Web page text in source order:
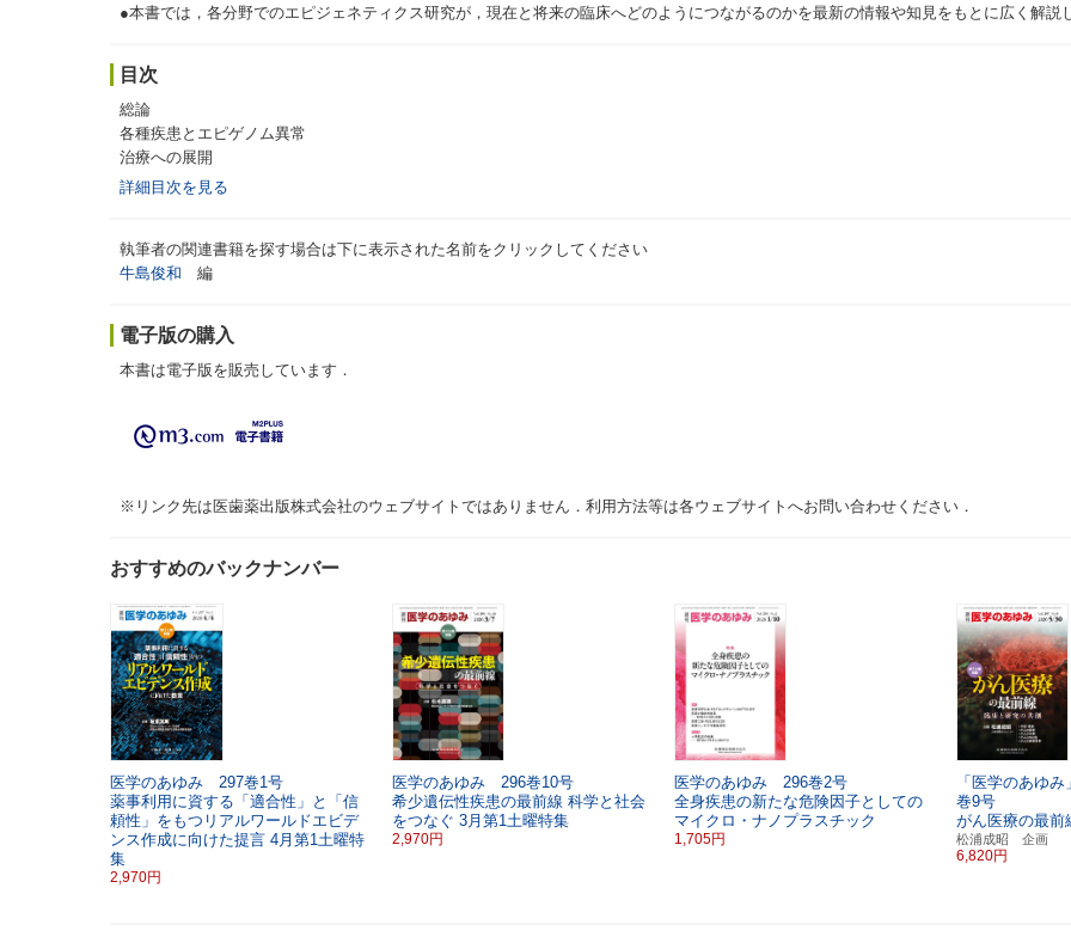
●本書では，各分野でのエピジェネティクス研究が，現在と将来の臨床へどのようにつながるのかを最新の情報や知見をもとに広く解説
目次
総論
各種疾患とエピゲノム異常
治療への展開
詳細目次を見る
執筆者の関連書籍を探す場合は下に表示された名前をクリックしてください
牛島俊和 編
電子版の購入
本書は電子版を販売しています．
※リンク先は医歯薬出版株式会社のウェブサイトではありません．利用方法等は各ウェブサイトへお問い合わせください．
おすすめのバックナンバー
医学のあゆみ 297巻1号
薬事利用に資する「適合性」と「信
頼性」をもつリアルワールドエビデ
ンス作成に向けた提言 4月第1土曜特
集
2,970円
医学のあゆみ 296巻10号
希少遺伝性疾患の最前線 科学と社会
をつなぐ 3月第1土曜特集
2,970円
医学のあゆみ 296巻2号
全身疾患の新たな危険因子としての
マイクロ・ナノプラスチック
1,705円
「医学のあゆ
巻9号
がん医療の最前
松浦成昭 企画
6,820円